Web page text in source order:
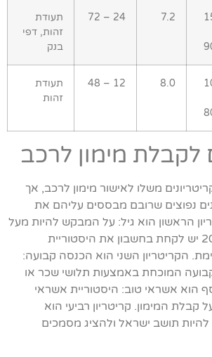
7.2
24 – 72
תעודת
זהות, דפי
בנק
8.0
12 – 48
תעודת
זהות
לקבלת מימון לרכב
משלו לאישור מימון לרכב, אך
נפוצים שרובם מבססים עליהם את
הראשון הוא גיל: על המבקש להיות מעל
גיל 18, כאשר בגיל 20 יש לקחת בחשבון את היסטוריית
הקריטריון השני הוא הכנסה קבועה:
המוכחת באמצעות תלושי שכר או
הוא אשראי טוב: היסטוריית אשראי
קבלת המימון. קריטריון רביעי הוא
תושב ישראל ולהציג מסמכים